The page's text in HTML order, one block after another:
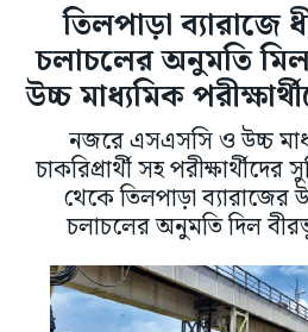
তিলপাড়া ব্যারাজে
চলাচলের অনুমতি
উচ্চ মাধ্যমিক
নজরে এসএসসি ও উচ্চ
চাকরিপ্রার্থী সহ
থেকে তিলপাড়া ব্যারাজের
চলাচলের অনুমতি দিল